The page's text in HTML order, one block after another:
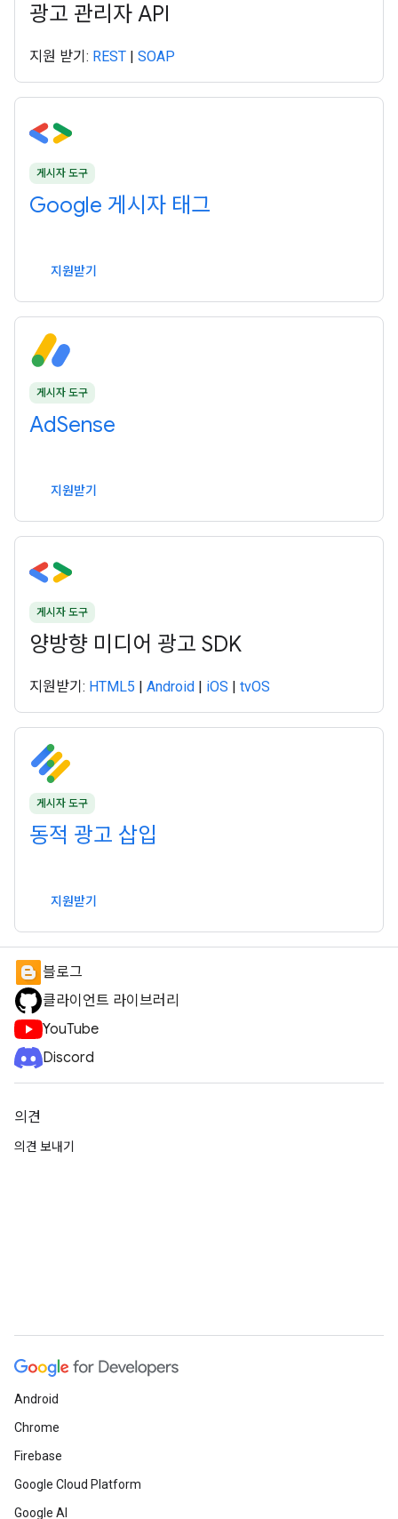
광고 관리자 API
지원 받기: REST | SOAP
게시자 도구
Google 게시자 태그
지원받기
게시자 도구
AdSense
지원받기
게시자 도구
양방향 미디어 광고 SDK
지원받기: HTML5 | Android | iOS | tvOS
게시자 도구
동적 광고 삽입
지원받기
블로그
클라이언트 라이브러리
YouTube
Discord
의견
의견 보내기
Android
Chrome
Firebase
Google Cloud Platform
Google AI